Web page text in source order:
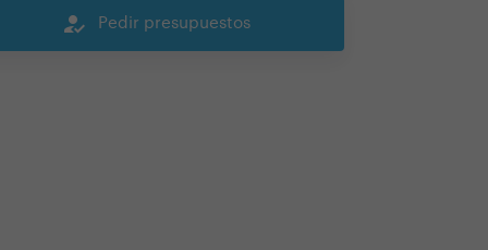
how_to_reg Pedir presupuestos